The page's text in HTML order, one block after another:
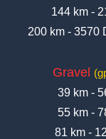
144 km -
200 km - 3570
Gravel
39 km -
55 km -
81 km -